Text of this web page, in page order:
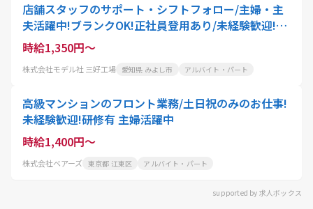
店舗スタッフのサポート・シフトフォロー/主婦・主
夫活躍中!ブランクOK!正社員登用あり/未経験歓迎!ク
リーニング代50%OFF
時給1,350円～
株式会社モデル社 三好工場 愛知県 みよし市 アルバイト・パート
⾼級マンションのフロント業務/土日祝のみのお仕事!
未経験歓迎!研修有 主婦活躍中
時給1,400円～
株式会社ベアーズ 東京都 江東区 アルバイト・パート
supported by 求人ボックス